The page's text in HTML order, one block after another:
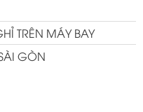
TRÊN MÁY BAY
GÒN